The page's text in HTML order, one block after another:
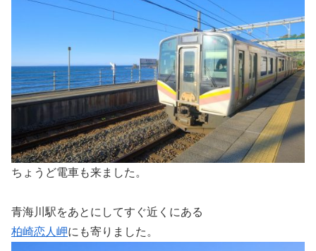
ちょうど電車も来ました。
青海川駅をあとにしてすぐ近くにある
柏崎恋人岬にも寄りました。